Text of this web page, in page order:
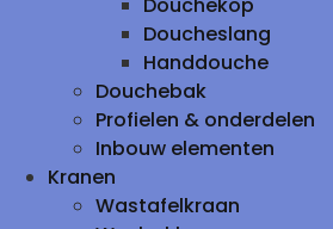
Doucheslang
Handdouche
Douchebak
Profielen & onderdelen
Inbouw elementen
Kranen
Wastafelkraan